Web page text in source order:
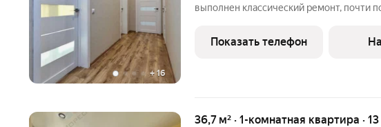
+ 16
выполнен классический ремонт, почти
изолированные комнаты, большая
Показать телефон
36,7 м² · 1-комнатная квартира ·